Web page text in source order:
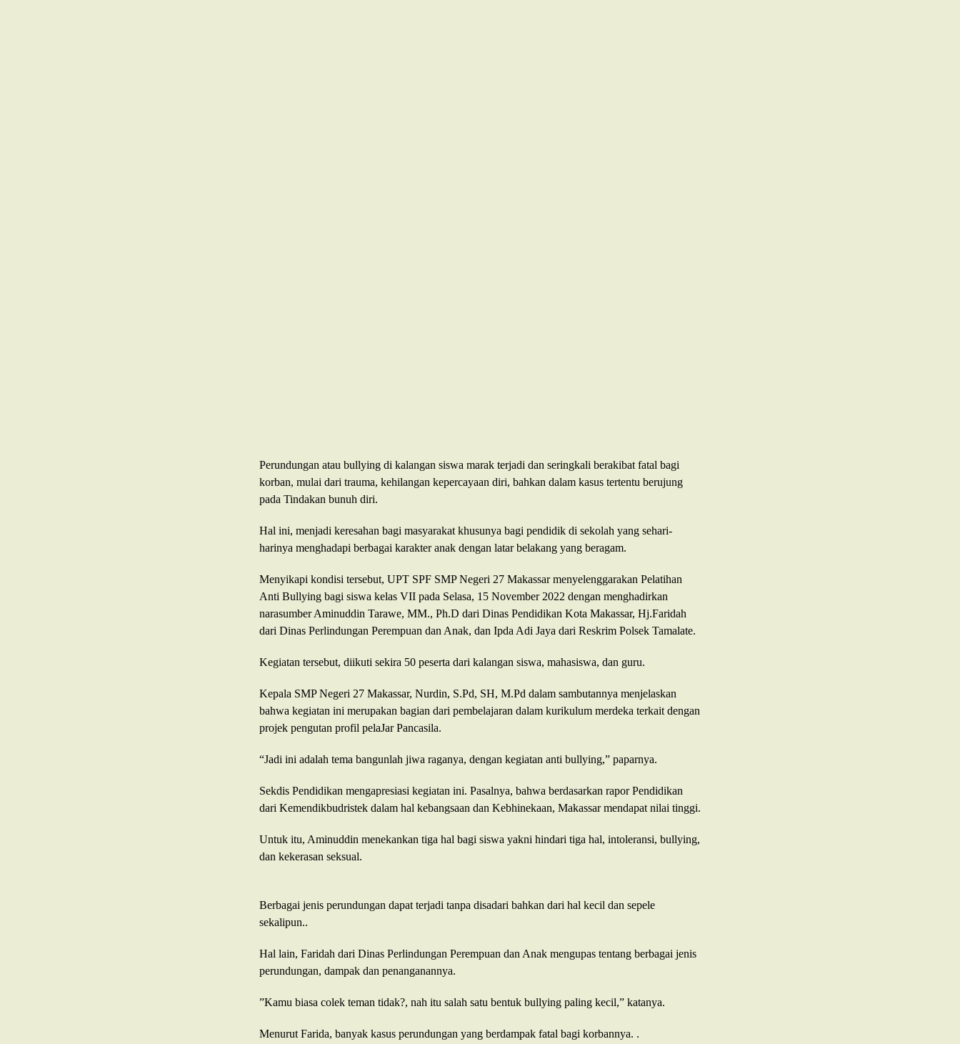
Perundungan atau bullying di kalangan siswa marak terjadi dan seringkali berakibat fatal bagi
korban, mulai dari trauma, kehilangan kepercayaan diri, bahkan dalam kasus tertentu berujung
pada Tindakan bunuh diri.
Hal ini, menjadi keresahan bagi masyarakat khusunya bagi pendidik di sekolah yang sehari-
harinya menghadapi berbagai karakter anak dengan latar belakang yang beragam.
Menyikapi kondisi tersebut, UPT SPF SMP Negeri 27 Makassar menyelenggarakan Pelatihan
Anti Bullying bagi siswa kelas VII pada Selasa, 15 November 2022 dengan menghadirkan
narasumber Aminuddin Tarawe, MM., Ph.D dari Dinas Pendidikan Kota Makassar, Hj.Faridah
dari Dinas Perlindungan Perempuan dan Anak, dan Ipda Adi Jaya dari Reskrim Polsek Tamalate.
Kegiatan tersebut, diikuti sekira 50 peserta dari kalangan siswa, mahasiswa, dan guru.
Kepala SMP Negeri 27 Makassar, Nurdin, S.Pd, SH, M.Pd dalam sambutannya menjelaskan
bahwa kegiatan ini merupakan bagian dari pembelajaran dalam kurikulum merdeka terkait dengan
projek pengutan profil pelaJar Pancasila.
“Jadi ini adalah tema bangunlah jiwa raganya, dengan kegiatan anti bullying,” paparnya.
Sekdis Pendidikan mengapresiasi kegiatan ini. Pasalnya, bahwa berdasarkan rapor Pendidikan
dari Kemendikbudristek dalam hal kebangsaan dan Kebhinekaan, Makassar mendapat nilai tinggi.
Untuk itu, Aminuddin menekankan tiga hal bagi siswa yakni hindari tiga hal, intoleransi, bullying,
dan kekerasan seksual.
Berbagai jenis perundungan dapat terjadi tanpa disadari bahkan dari hal kecil dan sepele
sekalipun..
Hal lain, Faridah dari Dinas Perlindungan Perempuan dan Anak mengupas tentang berbagai jenis
perundungan, dampak dan penanganannya.
”Kamu biasa colek teman tidak?, nah itu salah satu bentuk bullying paling kecil,” katanya.
Menurut Farida, banyak kasus perundungan yang berdampak fatal bagi korbannya. .